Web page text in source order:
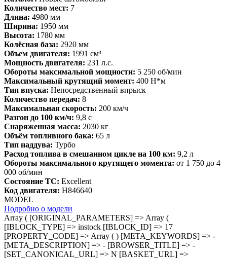
Количество мест: 7
Длина: 4980 мм
Ширина: 1950 мм
Высота: 1780 мм
Колёсная база: 2920 мм
Объем двигателя: 1991 см³
Мощность двигателя: 231 л.с.
Обороты максимальной мощности: 5 250 об/мин
Максимальный крутящий момент: 400 Н*м
Тип впуска: Непосредственный впрыск
Количество передач: 8
Максимальная скорость: 200 км/ч
Разгон до 100 км/ч: 9,8 с
Снаряженная масса: 2030 кг
Объём топливного бака: 65 л
Тип наддува: Турбо
Расход топлива в смешанном цикле на 100 км: 9,2 л
Обороты максимального крутящего момента: от 1 750 до 4
000 об/мин
Состояние ТС: Excellent
Код двигателя: H846640
MODEL
Подробно о модели
Array ( [ORIGINAL_PARAMETERS] => Array ( [IBLOCK_TYPE] => instock [IBLOCK_ID] => 17 [PROPERTY_CODE] => Array ( ) [META_KEYWORDS] => - [META_DESCRIPTION] => - [BROWSER_TITLE] => - [SET_CANONICAL_URL] => N [BASKET_URL] => /personal/basket.php [SHOW_SKU_DESCRIPTION] => N [ACTION_VARIABLE] => action [PRODUCT_ID_VARIABLE] => id [SECTION_ID_VARIABLE] => SECTION_ID [CHECK_SECTION_ID_VARIABLE] => N [PRODUCT_QUANTITY_VARIABLE] => quantity [PRODUCT_PROPS_VARIABLE] => prop [CACHE_TYPE] => A [CACHE_TIME] => 36000000 [CACHE_GROUPS] => Y [SET_TITLE] => Y [SET_LAST_MODIFIED] => N [MESSAGE_404] => [SET_STATUS_404] => Y [SHOW_404] => Y [FILE_404] => [PRICE_CODE] => Array ( ) [USE_PRICE_COUNT] => N [SHOW_PRICE_COUNT] => 1 [PRICE_VAT_INCLUDE] => Y [PRICE_VAT_SHOW_VALUE] => N [USE_PRODUCT_QUANTITY] => N [PRODUCT_PROPERTIES] => Array ( ) [ADD_PROPERTIES_TO_BASKET] => Y [PARTIAL_PRODUCT_PROPERTIES] => N [LINK_IBLOCK_TYPE] => [LINK_IBLOCK_ID] => [LINK_PROPERTY_SID] => [LINK_ELEMENTS_URL] => link.php?PARENT_ELEMENT_ID=#ELEMENT_ID# [OFFERS_CART_PROPERTIES] => Array ( ) [OFFERS_FIELD_CODE] => [OFFERS_PROPERTY_CODE] => Array ( ) [OFFERS_SORT_FIELD] => [OFFERS_SORT_ORDER] => [OFFERS_SORT_FIELD2] => [OFFERS_SORT_ORDER2] => [ELEMENT_ID] => 0 [ELEMENT_CODE] => gs8-lmgju3g85t1064503 [SECTION_ID] => 0 [SECTION_CODE] => gs8 [SECTION_URL] => /instock/#SECTION_CODE_PATH#/ [DETAIL_URL] => /instock/#SECTION_CODE_PATH#/#ELEMENT_CODE#/ [CONVERT_CURRENCY] => [CURRENCY_ID] => [HIDE_NOT_AVAILABLE] => [HIDE_NOT_AVAILABLE_OFFERS] => [USE_ELEMENT_COUNTER] => Y [SHOW_DEACTIVATED] => N [USE_MAIN_ELEMENT_SECTION] => Y [STRICT_SECTION_CHECK] => Y [ADD_PICT_PROP] => - [LABEL_PROP] => Array ( ) [LABEL_PROP_MOBILE] => [LABEL_PROP_POSITION] => [OFFER_ADD_PICT_PROP] => [OFFER_TREE_PROPS] => Array ( ) [PRODUCT_SUBSCRIPTION] => [SHOW_DISCOUNT_PERCENT] => [DISCOUNT_PERCENT_POSITION] => [SHOW_OLD_PRICE] => [SHOW_MAX_QUANTITY] => [MESS_SHOW_MAX_QUANTITY] => [RELATIVE_QUANTITY_FACTOR] => [MESS_RELATIVE_QUANTITY_MANY] => [MESS_RELATIVE_QUANTITY_FEW] => [MESS_BTN_BUY] => Купить [MESS_BTN_ADD_TO_BASKET] => В корзину [MESS_BTN_SUBSCRIBE] => Подписаться [MESS_BTN_DETAIL] => Подробнее [MESS_NOT_AVAILABLE] => Нет в наличии [MESS_BTN_COMPARE] => Сравнение [MESS_PRICE_RANGES_TITLE] => [MESS_DESCRIPTION_TAB] => [MESS_PROPERTIES_TAB] => [MESS_COMMENTS_TAB] => [MAIN_BLOCK_PROPERTY_CODE] => Array ( ) [MAIN_BLOCK_OFFERS_PROPERTY_CODE] => [USE_VOTE_RATING] => N [VOTE_DISPLAY_AS_RATING] => [USE_COMMENTS] => N [BLOG_USE] => [BLOG_URL] => [BLOG_EMAIL_NOTIFY] => [VK_USE] => [VK_API_ID] => API_ID [FB_USE] => [FB_APP_ID] => [BRAND_USE] => N [BRAND_PROP_CODE] => [DISPLAY_NAME] => Y [IMAGE_RESOLUTION] => 16by9 [PRODUCT_INFO_BLOCK_ORDER] => sku,props [PRODUCT_PAY_BLOCK_ORDER] => rating,price,priceRanges,quantityLimit,quantity,buttons [ADD_DETAIL_TO_SLIDER] => N [TEMPLATE_THEME] => blue [ADD_SECTIONS_CHAIN] => Y [ADD_ELEMENT_CHAIN] => Y [DISPLAY_PREVIEW_TEXT_MODE] => E [DETAIL_PICTURE_MODE] => Array ( [0] => POPUP [1] => MAGNIFIER ) [ADD_TO_BASKET_ACTION] => [ADD_TO_BASKET_ACTION_PRIMARY] => [SHOW_CLOSE_POPUP] => [DISPLAY_COMPARE] => N [COMPARE_PATH] => /instock/compare.php?action=#ACTION_CODE# [USE_COMPARE_LIST] => Y [BACKGROUND_IMAGE] => - [COMPATIBLE_MODE] => Y [DISABLE_INIT_JS_IN_COMPONENT] => N [SET_VIEWED_IN_COMPONENT] => [SHOW_SLIDER] => N [SLIDER_INTERVAL] => [SLIDER_PROGRESS] => [USE_ENHANCED_ECOMMERCE] => N [DATA_LAYER_NAME] => [BRAND_PROPERTY] => [USE_GIFTS_DETAIL] => Y [USE_GIFTS_MAIN_PR_SECTION_LIST] => Y [GIFTS_SHOW_DISCOUNT_PERCENT] => [GIFTS_SHOW_OLD_PRICE] => [GIFTS_DETAIL_PAGE_ELEMENT_COUNT] => 4 [GIFTS_DETAIL_HIDE_BLOCK_TITLE] => [GIFTS_DETAIL_TEXT_LABEL_GIFT] => [GIFTS_DETAIL_BLOCK_TITLE] => [GIFTS_SHOW_NAME] => [GIFTS_SHOW_IMAGE] => [GIFTS_MESS_BTN_BUY] => [GIFTS_PRODUCT_BLOCKS_ORDER] => price,props,sku,quantityLimit,quantity,buttons [GIFTS_SHOW_SLIDER] => N [GIFTS_SLIDER_INTERVAL] => [GIFTS_SLIDER_PROGRESS] => [GIFTS_MAIN_PRODUCT_DETAIL_PAGE_ELEMENT_COUNT] => 4 [GIFTS_MAIN_PRODUCT_DETAIL_BLOCK_TITLE] => [GIFTS_MAIN_PRODUCT_DETAIL_HIDE_BLOCK_TITLE] => [USER_CONSENT] => N [USER_CONSENT_ID] => 0 [USER_CONSENT_IS_CHECKED] => Y [USER_CONSENT_IS_LOADED] => N [PRODUCT_DISPLAY_MODE] => Y [CURRENT_BASE_PAGE] => /instock/gs8/gs8-lmgju3g85t1064503/ [PARENT_NAME] => bitrix:catalog [PARENT_TEMPLATE_NAME] => instock [PARENT_TEMPLATE_PAGE] => element ) [USE_CATALOG_BUTTONS] => Array ( ) [BUY_URL_TEMPLATE] => /instock/gs8/gs8-lmgju3g85t1064503/?action=BUY&id=#ID# [ADD_URL_TEMPLATE] => /instock/gs8/gs8-lmgju3g85t1064503/?action=ADD2BASKET&id=#ID# [SUBSCRIBE_URL_TEMPLATE] => /instock/gs8/gs8-lmgju3g85t1064503/?action=SUBSCRIBE_PRODUCT&id=#ID# [COMPARE_URL_TEMPLATE] => /instock/gs8/gs8-lmgju3g85t1064503/?action=ADD_TO_COMPARE_LIST&id=#ID# [COMPARE_DELETE_URL_TEMPLATE] => /instock/gs8/gs8-lmgju3g85t1064503/?action=DELETE_FROM_COMPARE_LIST&id=#ID# [~BUY_URL_TEMPLATE] => /instock/gs8/gs8-lmgju3g85t1064503/?action=BUY&id=#ID# [~ADD_URL_TEMPLATE] => /instock/gs8/gs8-lmgju3g85t1064503/?action=ADD2BASKET&id=#ID# [~SUBSCRIBE_URL_TEMPLATE] => /instock/gs8/gs8-lmgju3g85t1064503/?action=SUBSCRIBE_PRODUCT&id=#ID# [~COMPARE_URL_TEMPLATE] => /instock/gs8/gs8-lmgju3g85t1064503/?action=ADD_TO_COMPARE_LIST&id=#ID# [~COMPARE_DELETE_URL_TEMPLATE] => /instock/gs8/gs8-lmgju3g85t1064503/?action=DELETE_FROM_COMPARE_LIST&id=#ID# [CONVERT_CURRENCY] => Array ( ) [CATALOGS] => Array ( ) [MODULES] => Array ( [iblock] => 1 [catalog] => [currency] => [workflow] => ) [PRICES_ALLOW] => Array ( ) [CATALOG] => [CAT_PRICES] => Array ( ) [PRICES] => Array ( ) [PRICE_MATRIX] => [MIN_PRICE] => [ID] => 4121 [~ID] => 4121 [IBLOCK_ID] => 17 [~IBLOCK_ID] => 17 [CODE] => gs8-lmgju3g85t1064503 [~CODE] => gs8-lmgju3g85t1064503 [XML_ID] => 4121 [~XML_ID] => 4121 [NAME] => GS8 [~NAME] => GS8 [ACTIVE] => Y [~ACTIVE] => Y [DATE_ACTIVE_FROM] => [~DATE_ACTIVE_FROM] => [DATE_ACTIVE_TO] => [~DATE_ACTIVE_TO] => [SORT] => 500 [~SORT] => 500 [PREVIEW_TEXT] => [~PREVIEW_TEXT] => [PREVIEW_TEXT_TYPE] => text [~PREVIEW_TEXT_TYPE] => text [DETAIL_TEXT] => [~DETAIL_TEXT] => [DETAIL_TEXT_TYPE] => text [~DETAIL_TEXT_TYPE] => text [DATE_CREATE] => 06.06.2026 13:12:42 [~DATE_CREATE] => 06.06.2026 13:12:42 [CREATED_BY] => 0 [~CREATED_BY] => 0 [TAGS] => [~TAGS] => [TIMESTAMP_X] => 08.08.2026 22:14:46 [~TIMESTAMP_X] => 08.08.2026 22:14:46 [MODIFIED_BY] => 1 [~MODIFIED_BY] => 1 [IBLOCK_SECTION_ID] => 7 [~IBLOCK_SECTION_ID] => 7 [DETAIL_PAGE_URL] => /instock/gs8/gs8-lmgju3g85t1064503/ [~DETAIL_PAGE_URL] => /instock/gs8/gs8-lmgju3g85t1064503/ [DETAIL_PICTURE] => Array ( [ID] => 17808280 [TIMESTAMP_X] => 08.08.2026 22:14:46 [MODULE_ID] => iblock [HEIGHT] => 2000 [WIDTH] => 3000 [FILE_SIZE] => 976687 [CONTENT_TYPE] => image/jpeg [SUBDIR] => iblock/6fb [FILE_NAME] => 0oscyhlx8qz869rsue3z0pvo0v8vheu7.jpg [ORIGINAL_NAME] => 6a83b487a6a07c733e760a80ee4771ec.jpg [DESCRIPTION] => [HANDLER_ID] => [EXTERNAL_ID] => 9898f2b37bb956e57d8dcf63731a0436 [VERSION_ORIGINAL_ID] => [META] => [SRC] => /upload/iblock/6fb/0oscyhlx8qz869rsue3z0pvo0v8vheu7.jpg [UNSAFE_SRC] => /upload/iblock/6fb/0oscyhlx8qz869rsue3z0pvo0v8vheu7.jpg [SAFE_SRC] => /upload/iblock/6fb